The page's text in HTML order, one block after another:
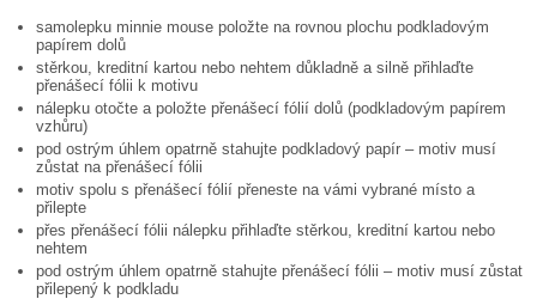
samolepku minnie mouse položte na rovnou plochu podkladovým
papírem dolů
stěrkou, kreditní kartou nebo nehtem důkladně a silně přihlaďte
přenášecí fólii k motivu
nálepku otočte a položte přenášecí fólií dolů (podkladovým papírem
vzhůru)
pod ostrým úhlem opatrně stahujte podkladový papír – motiv musí
zůstat na přenášecí fólii
motiv spolu s přenášecí fólií přeneste na vámi vybrané místo a
přilepte
přes přenášecí fólii nálepku přihlaďte stěrkou, kreditní kartou nebo
nehtem
pod ostrým úhlem opatrně stahujte přenášecí fólii – motiv musí zůstat
přilepený k podkladu